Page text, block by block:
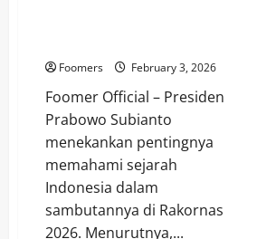
Foomers February 3, 2026
Foomer Official – Presiden
Prabowo Subianto
menekankan pentingnya
memahami sejarah
Indonesia dalam
sambutannya di Rakornas
2026. Menurutnya,...